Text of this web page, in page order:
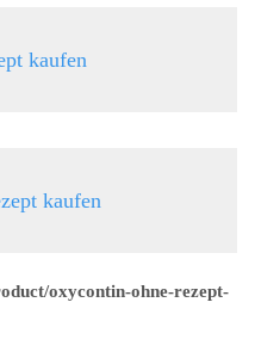
kaufen
kaufen
oxycontin-ohne-rezept-